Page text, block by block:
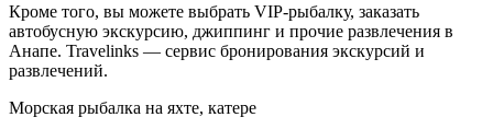
Кроме того, вы можете выбрать VIP-рыбалку, заказать
автобусную экскурсию, джиппинг и прочие развлечения в
Анапе. Travelinks — сервис бронирования экскурсий и
развлечений.
Морская рыбалка на яхте, катере